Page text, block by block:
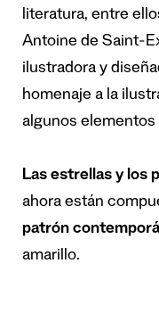
literatura, entre
Antoine de Saint-
ilustradora y
homenaje a la
algunos
Las estrellas y los
ahora están
patrón
amarillo.